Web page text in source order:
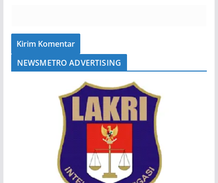
NEWSMETRO ADVERTISING